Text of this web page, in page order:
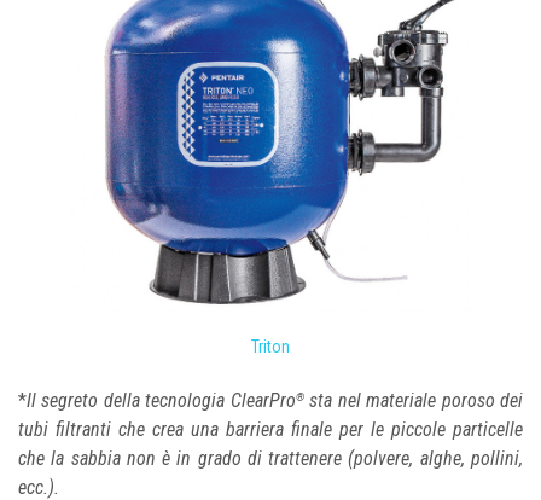
Triton
*Il segreto della tecnologia ClearPro®sta nel materiale poroso dei
tubi filtranti che crea una barriera finale per le piccole particelle
che la sabbia non è in grado di trattenere (polvere, alghe, pollini,
ecc.).